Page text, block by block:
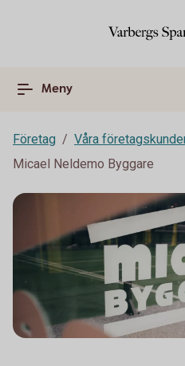
Meny
Företag
Våra
Micael Neldemo Byggare